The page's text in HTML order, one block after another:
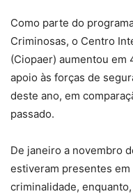
Como parte do
Criminosas, o Centro
(Ciopaer) aumentou em
apoio às forças de
deste ano, em
passado.
De janeiro a novembro
estiveram presentes em
criminalidade,